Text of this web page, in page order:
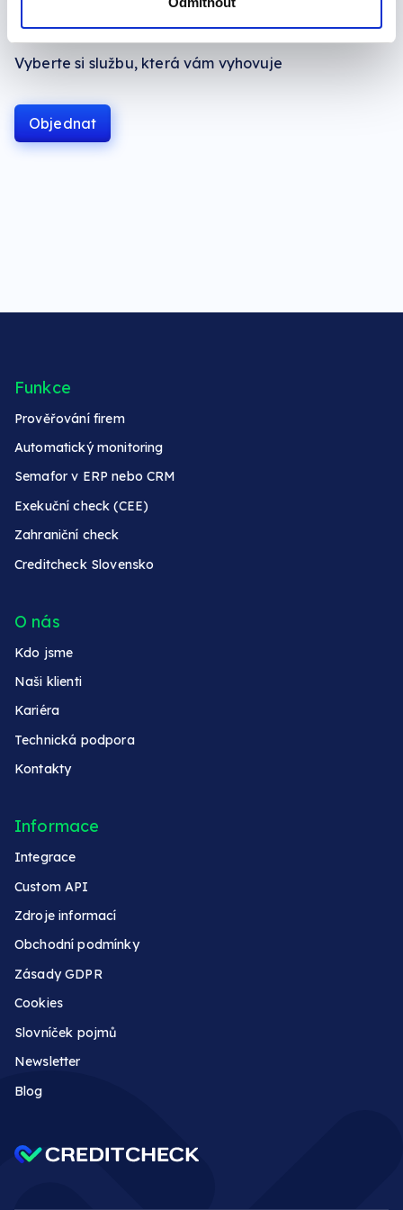
Vyberte si službu, která vám vyhovuje
Objednat
Funkce
Prověřování firem
Automatický monitoring
Semafor v ERP nebo CRM
Exekuční check (CEE)
Zahraniční check
Creditcheck Slovensko
O nás
Kdo jsme
Naši klienti
Kariéra
Technická podpora
Kontakty
Informace
Integrace
Custom API
Zdroje informací
Obchodní podmínky
Zásady GDPR
Cookies
Slovníček pojmů
Newsletter
Blog